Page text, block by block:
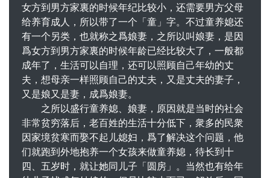
女方到男方家裏的时候年纪比较小，还需要男方父母
给养育成人，所以带了一个「童」字。不过童养媳还
有一个另类，也就称之爲娘妻，之所以叫娘妻，是因
爲女方到男方家裏的时候年龄已经比较大了，一般都
成年了，生活可以自理，还可以照顾自己年幼的丈
夫，想母亲一样照顾自己的丈夫，又是丈夫的妻子，
又是娘又是妻，成爲娘妻。
之所以盛行童养媳、娘妻，原因就是当时的社会
非常贫穷落后，老百姓的生活十分低下，衆多的民衆
因家境贫寒而娶不起儿媳妇，爲了解决这个问题，他
们就跑到外地抱养一个女孩来做童养媳，待长到十
四、五岁时，就让她同儿子「圆房」。当然也有给年